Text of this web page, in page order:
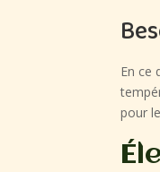
En ce
pour